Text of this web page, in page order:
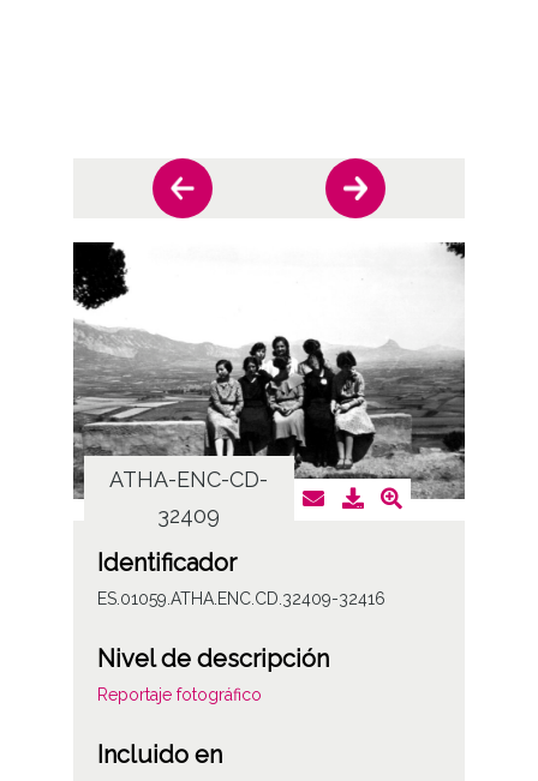
ATHA-ENC-CD-
32409
Identificador
ES.01059.ATHA.ENC.CD.32409-32416
Nivel de descripción
Reportaje fotográfico
Incluido en